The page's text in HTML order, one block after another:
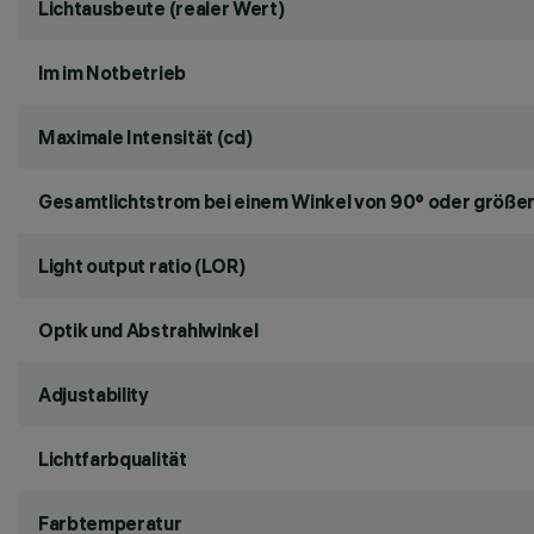
Lichtausbeute (realer Wert)
lm im Notbetrieb
Maximale Intensität (cd)
Gesamtlichtstrom bei einem Winkel von 90° oder
Light output ratio (LOR)
Optik und Abstrahlwinkel
Adjustability
Lichtfarbqualität
Farbtemperatur